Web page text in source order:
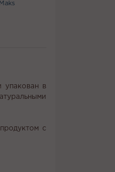
упакован в
с